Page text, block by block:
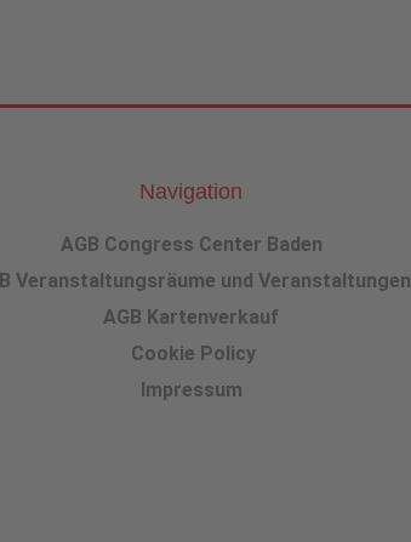
Navigation
AGB Congress Center Baden
Veranstaltungsräume und Veranstaltungen
AGB Kartenverkauf
Cookie Policy
Impressum